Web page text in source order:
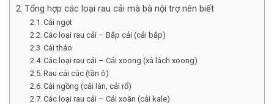
Tổng hợp các loại rau cải mà bà nội trợ nên biết
Cải ngọt
Các loại rau cải – Bắp cải (cải bắp)
Cải thảo
Các loại rau cải – Cải xoong (xà lách xoong)
Rau cải cúc (tần ô)
Cải ngồng (cải làn, cải rổ)
Các loại rau cải – Cải xoăn (cải kale)